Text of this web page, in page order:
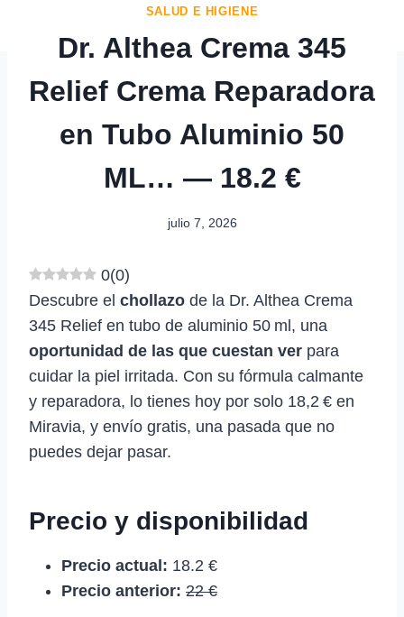
SALUD E HIGIENE
Dr. Althea Crema 345
Relief Crema Reparadora
en Tubo Aluminio 50
ML… — 18.2 €
julio 7, 2026
0(0)
Descubre el chollazo de la Dr. Althea Crema
345 Relief en tubo de aluminio 50 ml, una
oportunidad de las que cuestan ver para
cuidar la piel irritada. Con su fórmula calmante
y reparadora, lo tienes hoy por solo 18,2 € en
Miravia, y envío gratis, una pasada que no
puedes dejar pasar.
Precio y disponibilidad
Precio actual: 18.2 €
Precio anterior: 22 €